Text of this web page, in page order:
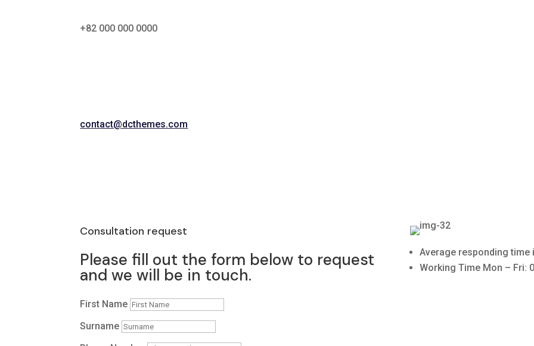
+82 000 000 0000
contact@dcthemes.com
Consultation request
Please fill out the form below to request
and we will be in touch.
First Name
Surname
Average responding time
Working Time Mon – Fri: